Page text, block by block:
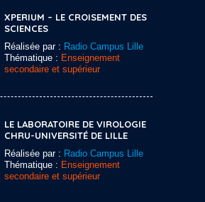
XPERIUM – LE CROISEMENT DES
SCIENCES
Réalisée par : Radio Campus Lille
Thématique : Enseignement
secondaire et supérieur
LE LABORATOIRE DE VIROLOGIE
CHRU-UNIVERSITÉ DE LILLE
Réalisée par : Radio Campus Lille
Thématique : Enseignement
secondaire et supérieur